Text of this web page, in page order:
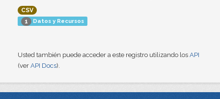
CSV
1 Datos y Recursos
Usted también puede acceder a este registro utilizando los API
(ver API Docs).